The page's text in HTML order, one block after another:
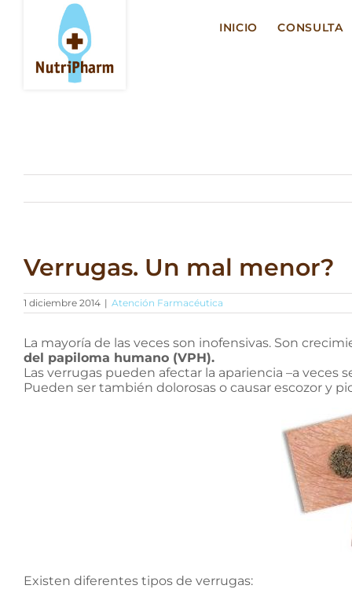
contenido
INICIO CONSULTA
Verrugas. Un mal menor?
1 diciembre 2014 | Atención Farmacéutica
La mayoría de las veces son inofensivas. Son
del papiloma humano (VPH).
Las verrugas pueden afectar la apariencia –a veces
Pueden ser también dolorosas o causar escozor y
Existen diferentes tipos de verrugas: